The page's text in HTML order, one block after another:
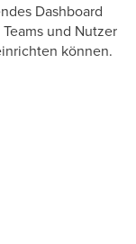
Dashboard
und Nutzer
können.